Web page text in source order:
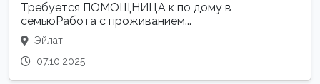
Требуется ПОМОЩНИЦА к по дому в
семьюРабота с проживанием...
Эйлат
07.10.2025